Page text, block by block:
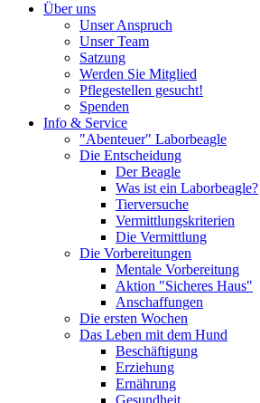
Über uns
Unser Anspruch
Unser Team
Satzung
Werden Sie Mitglied
Pflegestellen gesucht!
Spenden
Info & Service
"Abenteuer" Laborbeagle
Die Entscheidung
Der Beagle
Was ist ein Laborbeagle?
Tierversuche
Vermittlungskriterien
Die Vermittlung
Die Vorbereitungen
Mentale Vorbereitung
Aktion "Sicheres Haus"
Anschaffungen
Die ersten Wochen
Das Leben mit dem Hund
Beschäftigung
Erziehung
Ernährung
Gesundheit